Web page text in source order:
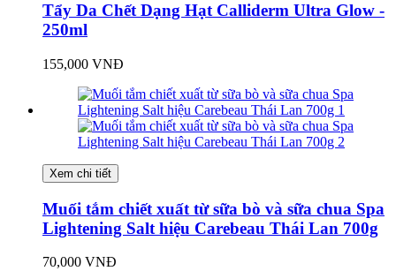
Tẩy Da Chết Dạng Hạt Calliderm Ultra Glow -
250ml
155,000 VNĐ
Xem chi tiết
Muối tắm chiết xuất từ sữa bò và sữa chua Spa
Lightening Salt hiệu Carebeau Thái Lan 700g
70,000 VNĐ